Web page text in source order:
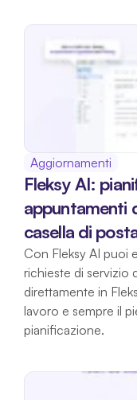
Aggiornamenti
Fleksy AI:
appuntamenti
casella di
Con Fleksy AI puoi
richieste di servizio
direttamente in
lavoro e sempre il
pianificazione.